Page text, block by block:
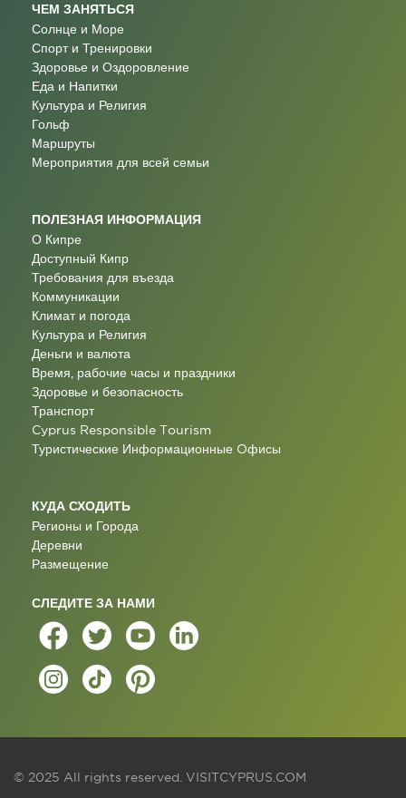
ЧЕМ ЗАНЯТЬСЯ
Солнце и Море
Спорт и Тренировки
Здоровье и Оздоровление
Еда и Напитки
Культура и Религия
Гольф
Маршруты
Мероприятия для всей семьи
ПОЛЕЗНАЯ ИНФОРМАЦИЯ
О Кипре
Доступный Кипр
Требования для въезда
Коммуникации
Климат и погода
Культура и Религия
Деньги и валюта
Время, рабочие часы и праздники
Здоровье и безопасность
Транспорт
Cyprus Responsible Tourism
Туристические Информационные Oфисы
КУДА СХОДИТЬ
Регионы и Города
Деревни
Размещение
СЛЕДИТЕ ЗА НАМИ
© 2025 All rights reserved. VISITCYPRUS.COM